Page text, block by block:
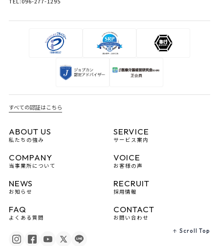
Scroll Top
すべての認証はこちら
ABOUT US
私たちの強み
SERVICE
サービス案内
COMPANY
当事業所について
VOICE
お客様の声
NEWS
お知らせ
RECRUIT
採用情報
FAQ
よくある質問
CONTACT
お問い合わせ